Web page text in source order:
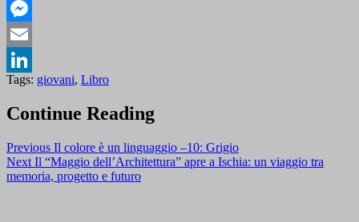
WhatsApp
Messenger
Email
LinkedIn
Tags: giovani, Libro
Continue Reading
Previous Il colore è un linguaggio –10: Grigio
Next Il “Maggio dell’Architettura” apre a Ischia: un viaggio tra
memoria, progetto e futuro